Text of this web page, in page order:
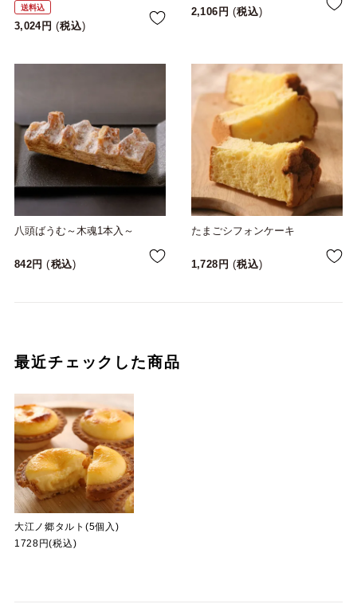
送料込
3,024 税込
2,106 税込
八頭ばうむ～木魂1本入～
842 税込
たまごシフォンケーキ
1,728 税込
最近チェックした商品
大江ノ郷タルト(5個入)
1728円(税込)